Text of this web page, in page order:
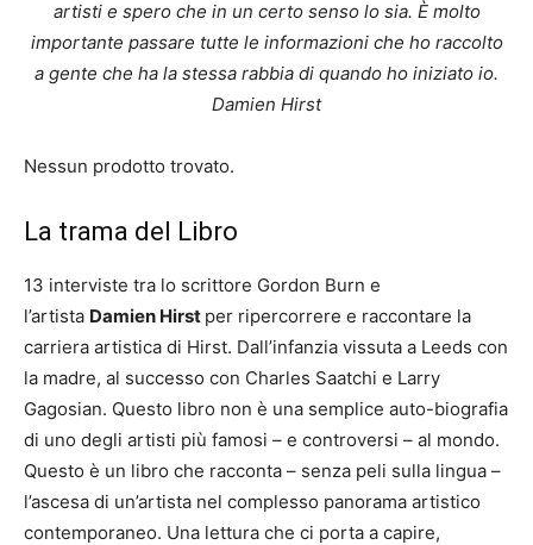
artisti e spero che in un certo senso lo sia. È molto
importante passare tutte le informazioni che ho raccolto
a gente che ha la stessa rabbia di quando ho iniziato io.
Damien Hirst
Nessun prodotto trovato.
La trama del Libro
13 interviste tra lo scrittore Gordon Burn e
l’artista Damien Hirst per ripercorrere e raccontare la
carriera artistica di Hirst. Dall’infanzia vissuta a Leeds con
la madre, al successo con Charles Saatchi e Larry
Gagosian. Questo libro non è una semplice auto-biografia
di uno degli artisti più famosi – e controversi – al mondo.
Questo è un libro che racconta – senza peli sulla lingua –
l’ascesa di un’artista nel complesso panorama artistico
contemporaneo. Una lettura che ci porta a capire,